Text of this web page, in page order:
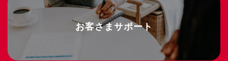
お客さまサポート